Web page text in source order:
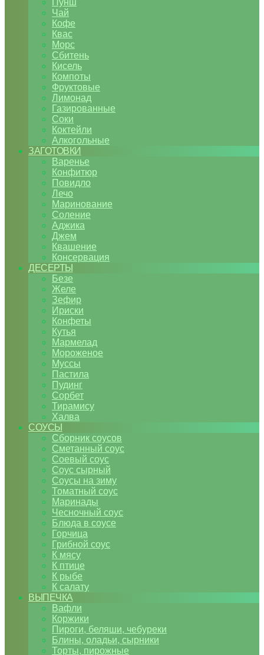
Пунш
Чай
Кофе
Квас
Морс
Сбитень
Кисель
Компоты
Фруктовые
Лимонад
Газированные
Соки
Коктейли
Алкогольные
ЗАГОТОВКИ
Варенье
Конфитюр
Повидло
Лечо
Маринование
Соление
Аджика
Джем
Квашение
Консервация
ДЕСЕРТЫ
Безе
Желе
Зефир
Ириски
Конфеты
Кутья
Мармелад
Мороженое
Муссы
Пастила
Пудинг
Сорбет
Тирамису
Халва
СОУСЫ
Сборник соусов
Сметанный соус
Соевый соус
Соус сырный
Соусы на зиму
Томатный соус
Маринады
Чесночный соус
Блюда в соусе
Горчица
Грибной соус
К мясу
К птице
К рыбе
К салату
ВЫПЕЧКА
Вафли
Коржики
Пироги, беляши, чебуреки
Блины, оладьи, сырники
Торты, пирожные